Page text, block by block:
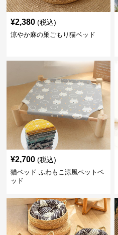
¥2,380 (税込)
涼やか麻の巣ごもり猫ベッド
¥2,700 (税込)
猫ベッド ふわもこ涼風ペットベ
ッド